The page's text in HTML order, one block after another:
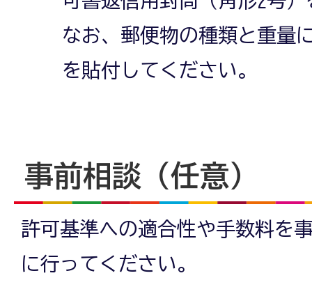
なお、郵便物の種類と重量
を貼付してください。
事前相談（任意）
許可基準への適合性や手数料を
に行ってください。